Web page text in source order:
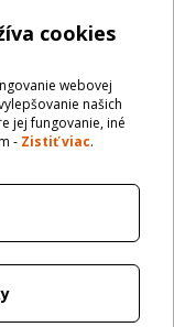
cookies
webovej
našich
jej fungovanie, iné
- Zistiť viac.